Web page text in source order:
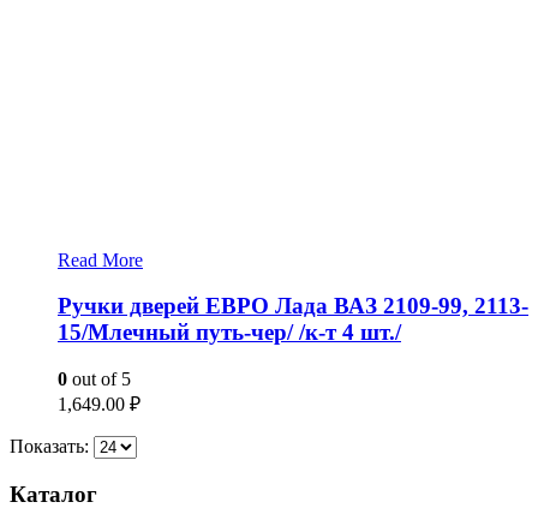
Read More
Ручки дверей ЕВРО Лада ВАЗ 2109-99, 2113-
15/Млечный путь-чер/ /к-т 4 шт./
0 out of 5
1,649.00 ₽
Показать:
Каталог